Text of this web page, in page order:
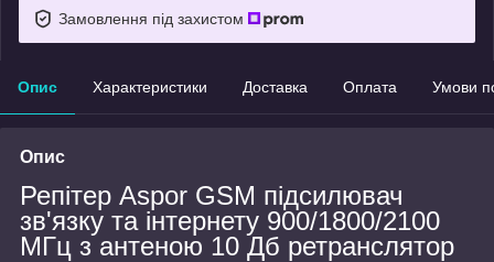
Замовлення під захистом
Опис Характеристики Доставка Оплата Умови
Опис
Репітер Aspor GSM підсилювач
зв'язку та інтернету 900/1800/2100
МГц з антеною 10 Дб ретранслятор